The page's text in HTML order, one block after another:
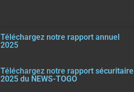
Téléchargez notre rapport annuel
2025
Téléchargez notre rapport sécuritaire
2025 du NEWS-TOGO